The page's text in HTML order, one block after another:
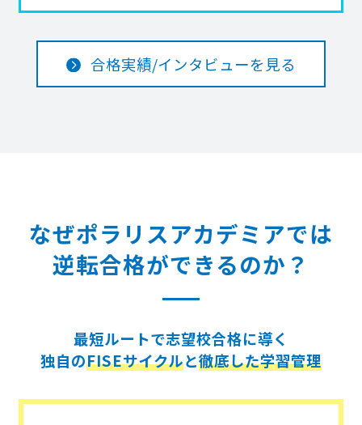
合格実績/インタビューを見る
なぜポラリスアカデミアでは
逆転合格ができるのか？
最短ルートで志望校合格に導く
独自のFISEサイクルと徹底した学習管理